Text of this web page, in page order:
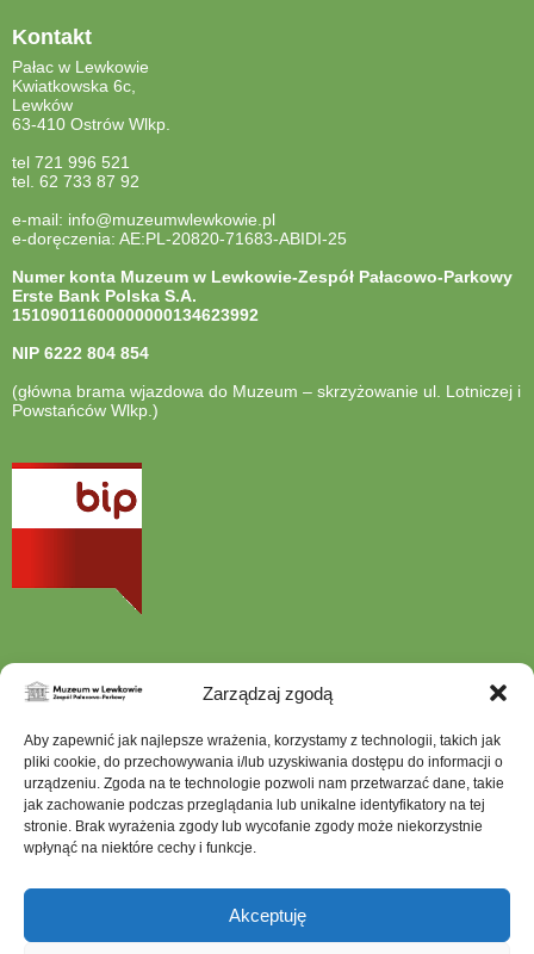
Zarządzaj zgodą
Aby zapewnić jak najlepsze wrażenia, korzystamy z technologii, takich jak
pliki cookie, do przechowywania i/lub uzyskiwania dostępu do informacji o
urządzeniu. Zgoda na te technologie pozwoli nam przetwarzać dane, takie
jak zachowanie podczas przeglądania lub unikalne identyfikatory na tej
stronie. Brak wyrażenia zgody lub wycofanie zgody może niekorzystnie
wpłynąć na niektóre cechy i funkcje.
Akceptuję
Kontakt
Pałac w Lewkowie
Kwiatkowska 6c,
Lewków
63-410 Ostrów Wlkp.
tel 721 996 521
tel. 62 733 87 92
e-mail: info@muzeumwlewkowie.pl
e-doręczenia: AE:PL-20820-71683-ABIDI-25
Numer konta Muzeum w Lewkowie-Zespół Pałacowo-Parkowy
Erste Bank Polska S.A.
15109011600000000134623992
NIP 6222 804 854
(główna brama wjazdowa do Muzeum – skrzyżowanie ul. Lotniczej i
Powstańców Wlkp.)
otwiera
nowej
Szukana
fraza